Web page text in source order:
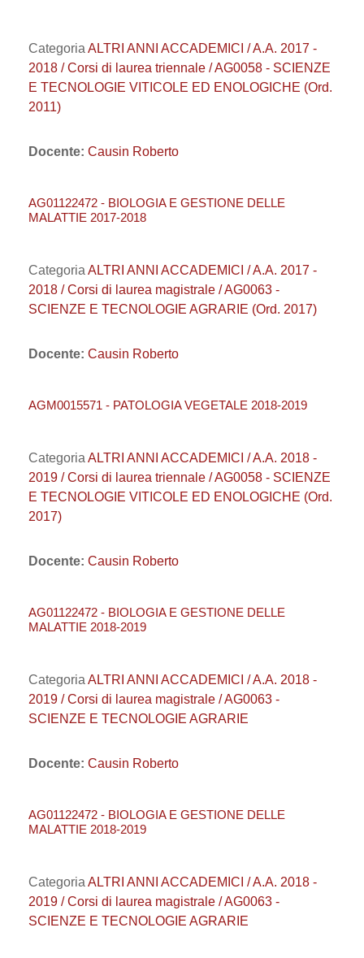
Categoria ALTRI ANNI ACCADEMICI / A.A. 2017 -
2018 / Corsi di laurea triennale / AG0058 - SCIENZE
E TECNOLOGIE VITICOLE ED ENOLOGICHE (Ord.
2011)
Docente: Causin Roberto
AG01122472 - BIOLOGIA E GESTIONE DELLE
MALATTIE 2017-2018
Categoria ALTRI ANNI ACCADEMICI / A.A. 2017 -
2018 / Corsi di laurea magistrale / AG0063 -
SCIENZE E TECNOLOGIE AGRARIE (Ord. 2017)
Docente: Causin Roberto
AGM0015571 - PATOLOGIA VEGETALE 2018-2019
Categoria ALTRI ANNI ACCADEMICI / A.A. 2018 -
2019 / Corsi di laurea triennale / AG0058 - SCIENZE
E TECNOLOGIE VITICOLE ED ENOLOGICHE (Ord.
2017)
Docente: Causin Roberto
AG01122472 - BIOLOGIA E GESTIONE DELLE
MALATTIE 2018-2019
Categoria ALTRI ANNI ACCADEMICI / A.A. 2018 -
2019 / Corsi di laurea magistrale / AG0063 -
SCIENZE E TECNOLOGIE AGRARIE
Docente: Causin Roberto
AG01122472 - BIOLOGIA E GESTIONE DELLE
MALATTIE 2018-2019
Categoria ALTRI ANNI ACCADEMICI / A.A. 2018 -
2019 / Corsi di laurea magistrale / AG0063 -
SCIENZE E TECNOLOGIE AGRARIE